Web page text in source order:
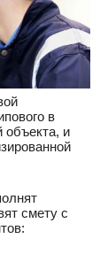
в
объекта, и
смету с